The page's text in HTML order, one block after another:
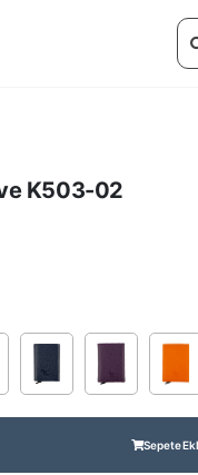
K503-02
Sepete